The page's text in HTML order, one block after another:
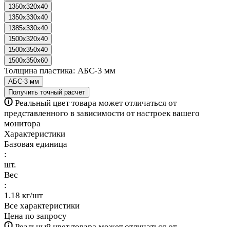
1350x320x40
1350x330x40
1385x330x40
1500x320x40
1500x350x40
1500x350x60
Толщина пластика: АБС-3 мм
АБС-3 мм
Получить точный расчет
Реальный цвет товара может отличаться от
представленного в зависимости от настроек вашего
монитора
Характеристики
Базовая единица
:
шт.
Вес
:
1.18 кг/шт
Все характеристики
Цена по запросу